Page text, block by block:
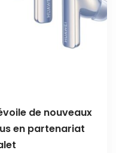
de nouveaux
en partenariat